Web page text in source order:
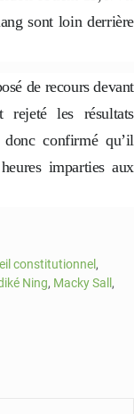
sont loin derrière
de recours devant
rejeté les résultats
confirmé qu’il
imparties aux
constitutionnel ,
Ning, Macky Sall ,